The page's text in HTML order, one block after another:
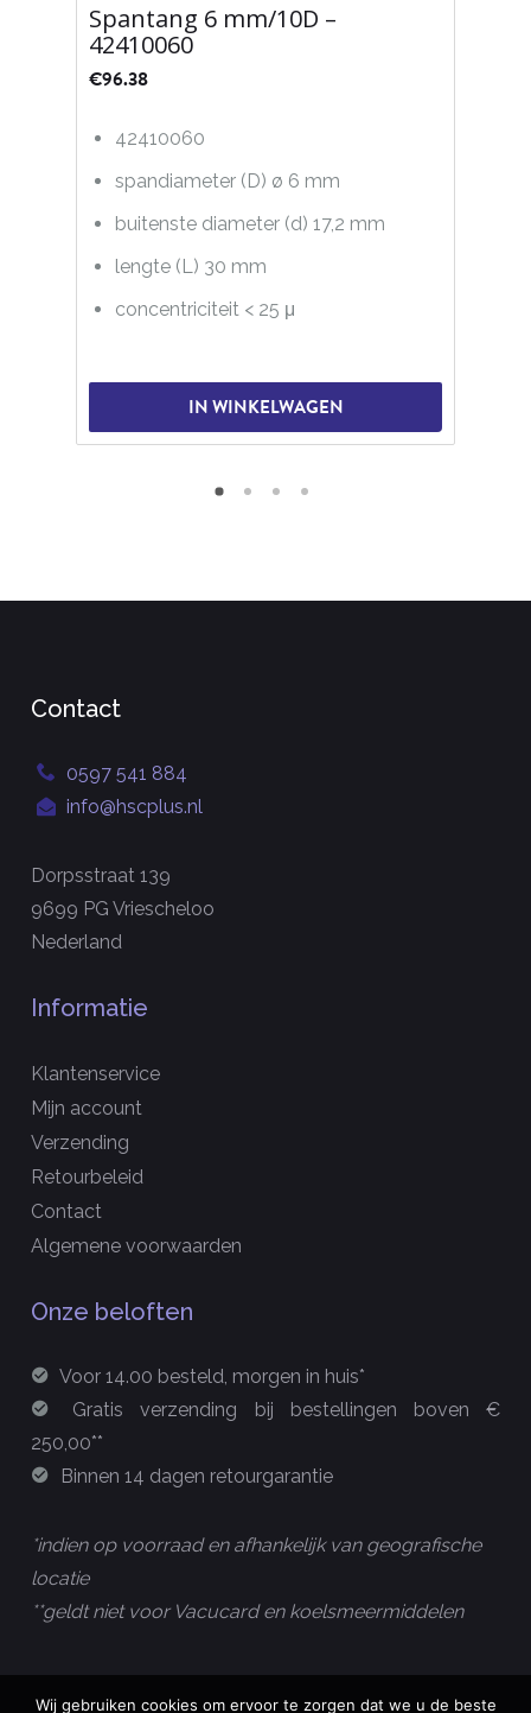
Spantang 6 mm/10D –
42410060
€96.38
42410060
spandiameter (D) ø 6 mm
buitenste diameter (d) 17,2 mm
lengte (L) 30 mm
concentriciteit < 25 μ
IN WINKELWAGEN
Contact
0597 541 884
info@hscplus.nl
Dorpsstraat 139
9699 PG Vriescheloo
Nederland
Informatie
Klantenservice
Mijn account
Verzending
Retourbeleid
Contact
Algemene voorwaarden
Onze beloften
Voor 14.00 besteld, morgen in huis*
Gratis verzending bij bestellingen boven €
250,00**
Binnen 14 dagen retourgarantie
*indien op voorraad en afhankelijk van geografische
locatie
**geldt niet voor Vacucard en koelsmeermiddelen
Wij gebruiken cookies om ervoor te zorgen dat we u de beste